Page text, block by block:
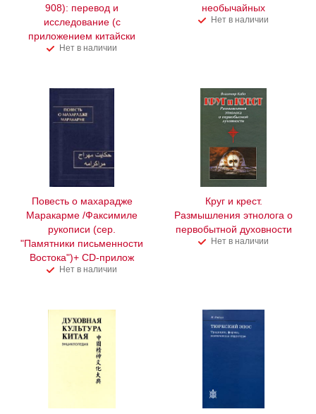
908): перевод и
исследование (с
приложением китайски
Нет в наличии
необычайных
Нет в наличии
Повесть о махарадже
Маракарме /Факсимиле
рукописи (сер.
"Памятники письменности
Востока")+ CD-прилож
Нет в наличии
Круг и крест.
Размышления этнолога о
первобытной духовности
Нет в наличии